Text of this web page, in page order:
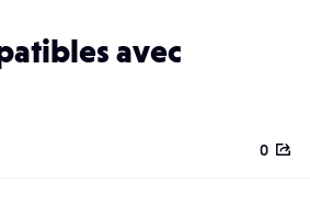
avec
0